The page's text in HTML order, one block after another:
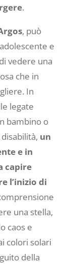
.
, può
e
vedere una
che in
In
legate
bambino o
un
e in
capire
l’inizio di
una stella,
caos e
colori solari
della